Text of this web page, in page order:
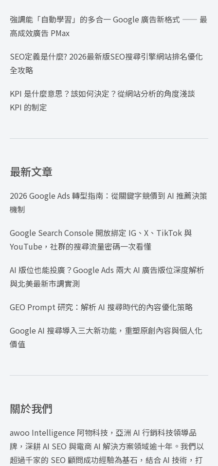
強調能「自動學習」的多合一 Google 廣告新格式 —— 最
高成效廣告 PMax
SEO定義是什麼? 2026最新版SEO搜尋引擎網站排名優化
全攻略
KPI 是什麼意思？該如何決定？從網站分析的角度淺談
KPI 的制定
最新文章
2026 Google Ads 轉型指南：從關鍵字競價到 AI 推薦決策
機制
Google Search Console 開放綁定 IG、X、TikTok 與
YouTube，社群的搜尋流量密碼一次看懂
AI 版位也能投廣？Google Ads 兩大 AI 廣告版位深度解析
與北美最新市調實測
GEO Prompt 研究：解析 AI 搜尋時代的內容優化策略
Google AI 搜尋導入三大新功能，重塑原創內容與個人化
價值
關於我們
awoo Intelligence 阿物科技，亞洲 AI 行銷科技領導品
牌，深耕 AI SEO 與電商 AI 解決方案領域逾十年。我們以
超過千家的 SEO 顧問成功經驗為基石，結合 AI 技術，打